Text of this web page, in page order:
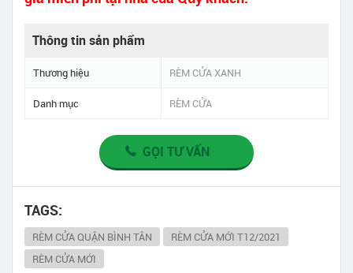
Thông tin sản phẩm
Thương hiệu RÈM CỬA XANH
Danh mục RÈM CỬA
GỌI TƯ VẤN
TAGS:
RÈM CỬA QUẬN BÌNH TÂN
RÈM CỬA MỚI T12/2021
RÈM CỬA MỚI